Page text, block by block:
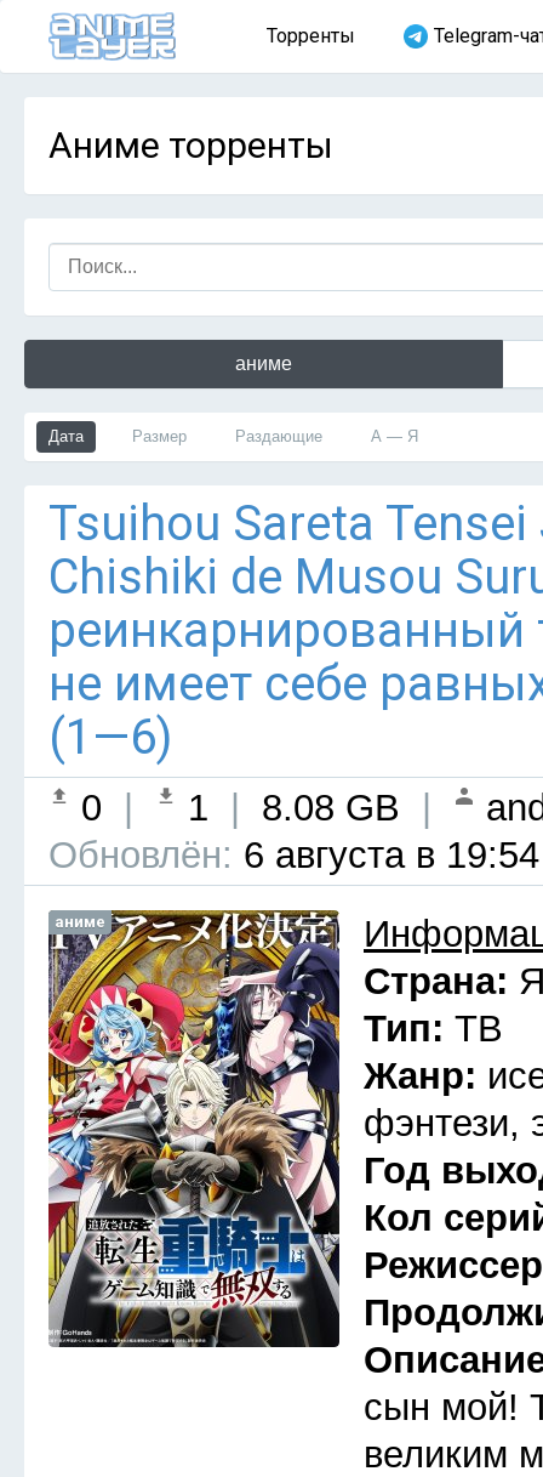
Торренты Telegram-
Аниме торренты
аниме
Дата Размер Раздающие А — Я
Tsuihou Sareta
Chishiki de Musou
не имеет себе
(1—6)
0 1 8.08 GB
Обновлён: 6 августа в 19:54
аниме
Страна:
Тип: ТВ
Жанр:
фэнтези,
Год
Кол
сын мой!
великим